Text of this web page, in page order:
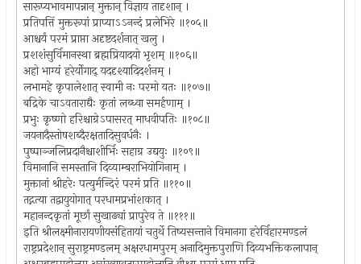
सारूप्यभावमापन्नान् मुक्तान् विज्ञाय तादृशान् ।
प्रतिपत्तिं मुक्तरूपां प्राप्याऽऽनन्दं प्रलेभिरे ॥१०५॥
आश्चर्यं परमं प्राप्ता अदृष्टदर्शनात् खलु ।
प्रशशंसुर्विमानस्था ब्रह्मप्रियादयो भृशम् ॥१०६॥
अहो भाग्यं हरेर्योगाद् यददृश्यादिदर्शनम् ।
लभामहे कृपालेशात् स्वामी नः परमो यतः ॥१०७॥
बद्रिके चाऽवताराद्यैः कृतां लब्ध्वा समर्हणाम् ।
प्रभुः कृष्णो हरिश्चाग्रेऽपासरत् माधवीपतिः ॥१०८॥
जयनादैस्तोषशब्दैरक्षतादिसुवर्धनैः ।
पुष्पाञ्जलिप्रदानैश्चाशीर्भिः सहाग्र उद्ययुः ॥१०९॥
विमानानि समस्तानि दिव्याम्बराभियोगिनाम् ।
मुक्तानां श्रीहरेः पत्युर्मन्दिरं परमं प्रति ॥११०॥
तद्गत्या तद्वायुयोगात् परधामप्रभांशकात् ।
महानन्दकृतां मूर्छां सुखाढ्यां प्रापुरेव ते ॥१११॥
इति श्रीलक्ष्मीनारायणीयसंहितायां चतुर्थे तिष्यसन्ताने विमानगा हरेर्विहारमण्डलं
राष्ट्रप्रदेशान् सुराष्ट्रमण्डलम् अक्षरधामपुरम् अनादिमुक्तपुराणि दिव्यभक्तिकलापान्